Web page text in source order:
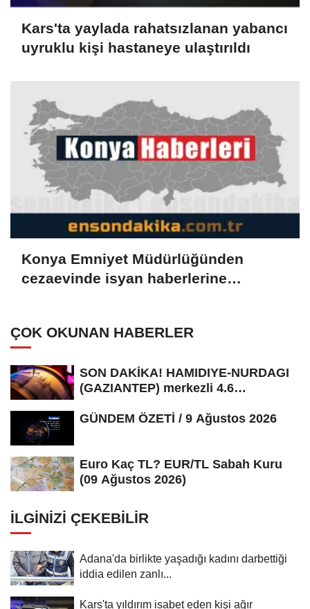
Kars'ta yaylada rahatsızlanan yabancı
uyruklu kişi hastaneye ulaştırıldı
Konya Emniyet Müdürlüğünden
cezaevinde isyan haberlerine
ÇOK OKUNAN HABERLER
SON DAKİKA! HAMIDIYE-NURDAGI
(GAZIANTEP) merkezli 4.6
GÜNDEM ÖZETİ / 9 Ağustos 2026
Euro Kaç TL? EUR/TL Sabah Kuru
(09 Ağustos 2026)
İLGINIZI ÇEKEBILIR
Adana'da birlikte yaşadığı kadını darbettiği
iddia edilen zanlı...
Kars'ta yıldırım isabet eden kişi ağır